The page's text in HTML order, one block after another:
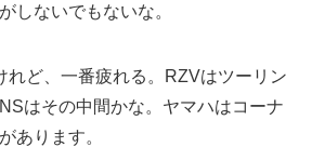
しないでもないな。
れど、一番疲れる。RZVはツーリン
はその中間かな。ヤマハはコーナ
あります。